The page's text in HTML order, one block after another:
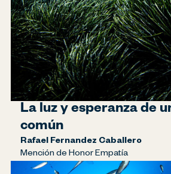
La luz y esperanza de
común
Rafael Fernandez Caballero
Mención de Honor Empatía